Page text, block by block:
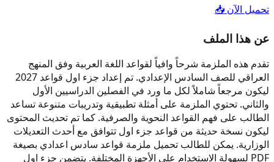
تحميل الآن 📥
عن هذا الملف
تقدم هذه الملزمة شرحاً وافياً لقواعد اللغة العربية وفق المنهج
العراقي للصف السادس الإعدادي. تم إعداد جزء اول قواعد 2027
ليكون مرجعاً شاملاً لكل ما ورد في الفصلين الدراسيين الأول
والثاني. تحتوي الملزمة على أمثلة تطبيقية وتدريبات متنوعة تساعد
الطالب على فهم القواعد النحوية والصرفية. كما تم تحديث المحتوى
ليكون نسخة حديثة من قواعد جزء اول تتوافق مع أحدث التعديلات
الوزارية. يمكن للطالب تحميل ملزمة قواعد سادس اعدادي بصيغة
PDF لسهولة الاستخدام على الأجهزة المختلفة. يتضمن جزء اول